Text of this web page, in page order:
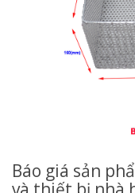
Báo giá sản